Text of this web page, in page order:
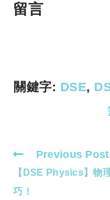
留言
關鍵字: DSE,
Read
more
articles
Previous Post
【DSE Physics】物
巧！